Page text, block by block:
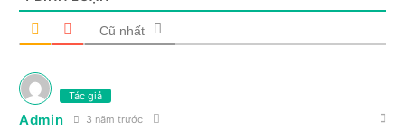
Cũ nhất
Tác giả
Admin 3 năm trước